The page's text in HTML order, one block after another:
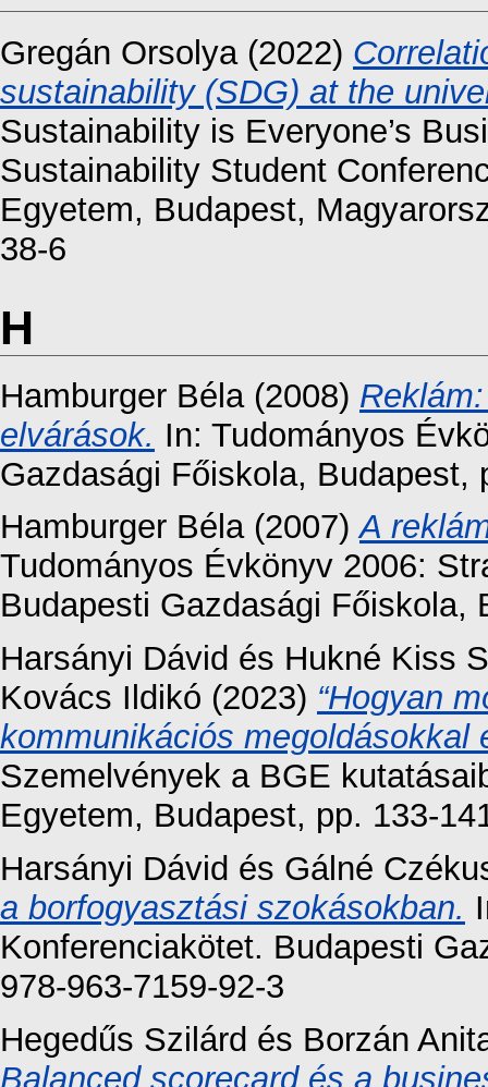
Gregán Orsolya(2022)
sustainability (SDG) at the
Sustainability is Everyone’s
Sustainability Student
Egyetem, Budapest,
38-6
H
Hamburger Béla(2008)
elvárások. In: Tudományos
Gazdasági Főiskola, Budapest,
Hamburger Béla(2007)A
Tudományos Évkönyv 2006:
Budapesti Gazdasági Főiskola,
Harsányi Dávid és Hukné Kiss
Kovács Ildikó (2023) “Hogyan
kommunikációs megoldásokkal
Szemelvények a BGE
Egyetem, Budapest, pp. 133-
Harsányi Dávid és Gálné
a borfogyasztási szokásokban.
Konferenciakötet. Budapesti
978-963-7159-92-3
Hegedűs Szilárd és Borzán
Balanced scorecard és a